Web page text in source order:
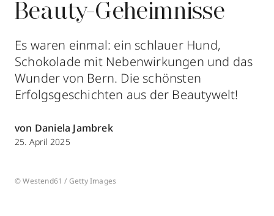
Aktionen
Storefinder
Beauty-Geheimnisse
Es waren einmal: ein schlauer Hund,
Schokolade mit Nebenwirkungen und das
Wunder von Bern. Die schönsten
Erfolgsgeschichten aus der Beautywelt!
von Daniela Jambrek
25. April 2025
© Westend61 / Getty Images